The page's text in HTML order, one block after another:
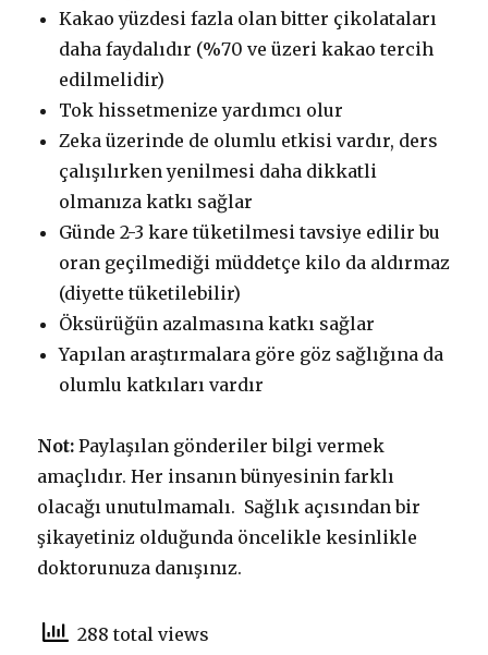
Kakao yüzdesi fazla olan bitter çikolataları
daha faydalıdır (%70 ve üzeri kakao tercih
edilmelidir)
Tok hissetmenize yardımcı olur
Zeka üzerinde de olumlu etkisi vardır, ders
çalışılırken yenilmesi daha dikkatli
olmanıza katkı sağlar
Günde 2-3 kare tüketilmesi tavsiye edilir bu
oran geçilmediği müddetçe kilo da aldırmaz
(diyette tüketilebilir)
Öksürüğün azalmasına katkı sağlar
Yapılan araştırmalara göre göz sağlığına da
olumlu katkıları vardır
Not: Paylaşılan gönderiler bilgi vermek
amaçlıdır. Her insanın bünyesinin farklı
olacağı unutulmamalı. Sağlık açısından bir
şikayetiniz olduğunda öncelikle kesinlikle
doktorunuza danışınız.
288 total views